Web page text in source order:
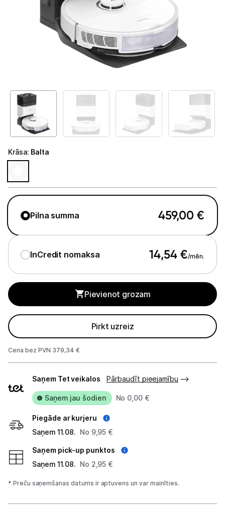
Telefoni, planšetdatori
Viedierīces
Sadzīves tehnika
Iebūvējamā tehnika
Mazā tehnika
Roboti putekļu sūcēji
Gludekļi
Tvaika gludināšanas sistēmas
Tvaika gludekļi
Kafijas pagatavošana
Mazā virtuves tehnika
Apģērbu kopšana
Skaistumkopšana
Sports un atpūta
Ražotāju atjaunota tehnika
Krāsa: Balta
Pilna summa 459,00 €
InCredit nomaksa 14,54 €/mēn.
Pievienot grozam
Pirkt uzreiz
Cena bez PVN 379,34 €
veidi
Saņem Tet veikalos Pārbaudīt pieejamību
Saņem jau šodien No 0,00 €
Piegāde ar kurjeru
Saņem 11.08. No 9,95 €
Saņem pick-up punktos
Saņem 11.08. No 2,95 €
* Preču saņemšanas datums ir aptuvens un var mainīties.